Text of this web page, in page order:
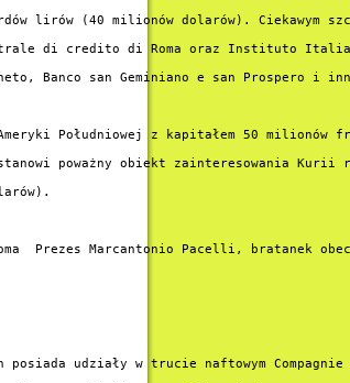
lirów (40 milionów dolarów).
di credito di Roma oraz Instituto
Banco san Geminiano e san Prospero i
Południowej z kapitałem 50
poważny obiekt zainteresowania
Prezes Marcantonio Pacelli, bratanek
udziały w trucie naftowym